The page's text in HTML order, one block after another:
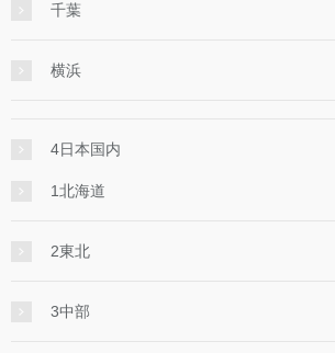
千葉
横浜
4日本国内
1北海道
2東北
3中部